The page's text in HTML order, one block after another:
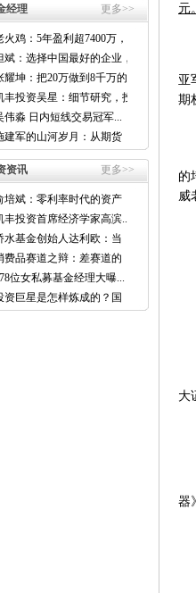
经理
更多>>
火鸡：5年盈利超7400万，
...
斌：选择中国最好的企业，
...
耀坤：把20万做到8千万的...
丰投资吴星：细节研究，投
...
伟淼 日内短线交易冠军...
建军的山河岁月：从期货
...
资讯
更多>>
培斌：零利率时代的资产
...
丰投资首席经济学家高滨...
水基金创始人达利欧：当
...
费品赛道之辩：差赛道的
...位女私募基金经理大曝...
资巨星是怎样炼成的？国
...
元
亚
期
的
威
大
器